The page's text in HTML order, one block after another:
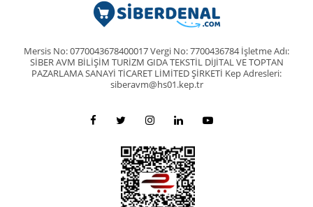
Mersis No: 0770043678400017 Vergi No: 7700436784 İşletme Adı:
SİBER AVM BİLİŞİM TURİZM GIDA TEKSTİL DİJİTAL VE TOPTAN
PAZARLAMA SANAYİ TİCARET LİMİTED ŞİRKETİ Kep Adresleri:
siberavm@hs01.kep.tr